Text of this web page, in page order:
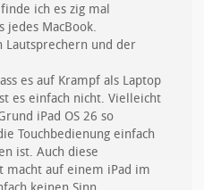
ich es zig mal
jedes MacBook.
Lautsprechern und der
es auf Krampf als Laptop
es einfach nicht. Vielleicht
iPad OS 26 so
Touchbedienung einfach
ist. Auch diese
macht auf einem iPad im